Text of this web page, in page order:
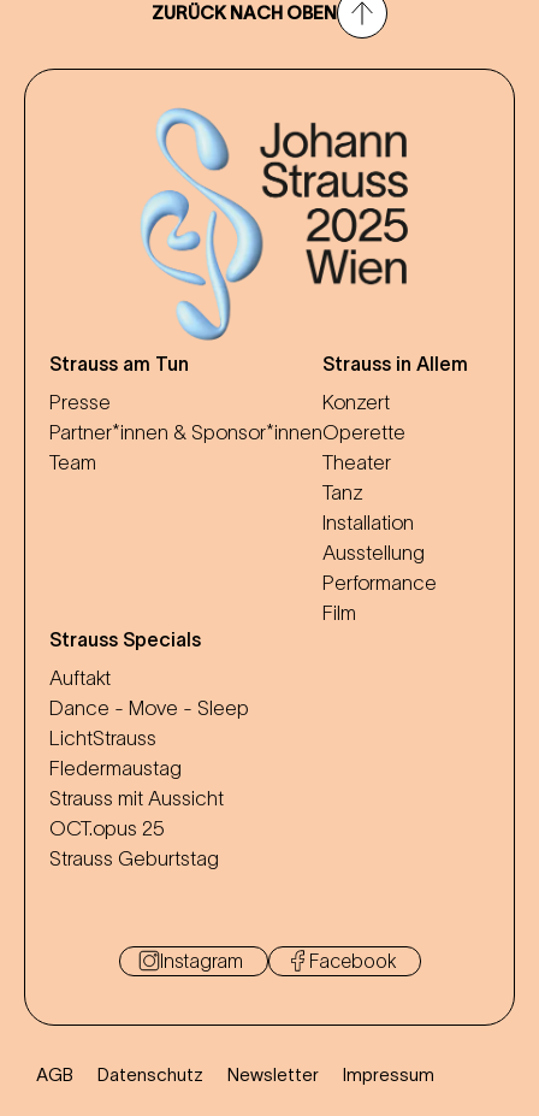
ZURÜCK NACH OBEN
Strauss am Tun
Presse
Partner*innen & Sponsor*innen
Team
Strauss in Allem
Konzert
Operette
Theater
Tanz
Installation
Ausstellung
Performance
Film
Strauss Specials
Auftakt
Dance - Move - Sleep
LichtStrauss
Fledermaustag
Strauss mit Aussicht
OCT.opus 25
Strauss Geburtstag
Instagram Facebook
AGB Datenschutz Newsletter Impressum